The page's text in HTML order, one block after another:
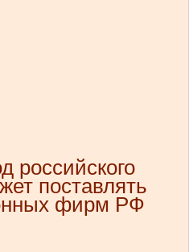
российского
поставлять
фирм РФ